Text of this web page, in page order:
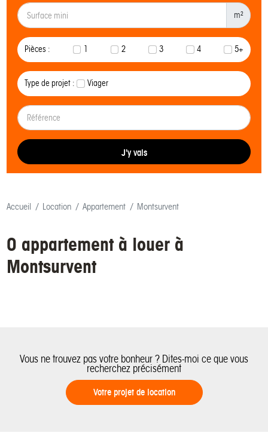
m²
Pièces : 1 2 3 4 5+
Type de projet : Viager
J'y vais
Accueil Location Appartement Montsurvent
0 appartement à louer à
Montsurvent
Vous ne trouvez pas votre bonheur ? Dites-moi ce que vous
recherchez précisément
Votre projet de location